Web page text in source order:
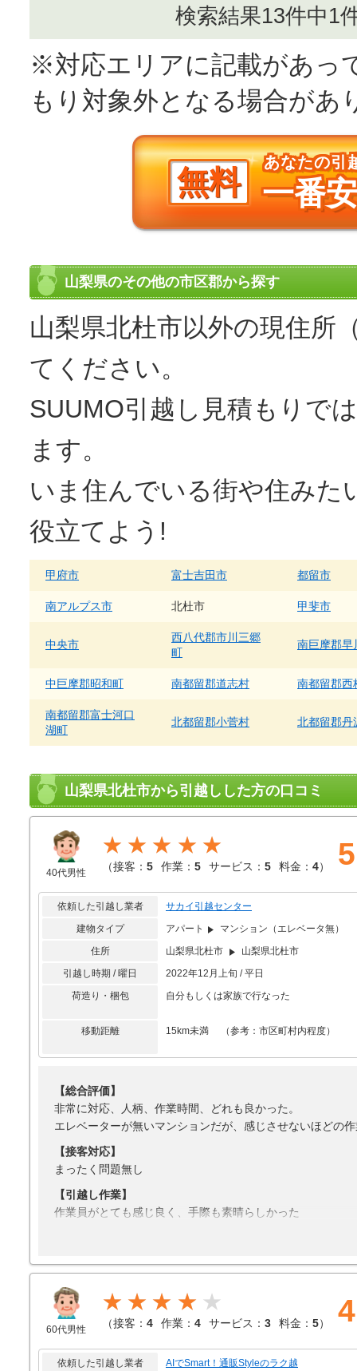
検索結果13件中1
※対応エリアに記載があっ
もり対象外となる場合があ
無料
あなたの引
一番
山梨県のその他の市区郡から探す
山梨県北杜市以外の現住所
てください。
SUUMO引越し見積もり で
ます。
いま住んでいる街や住みた
役立てよう!
甲府市 富士吉田市 都留市
南アルプス市 北杜市 甲斐市
中央市
西八代郡市川三郷
町
南巨摩郡早
中巨摩郡昭和町 南都留郡道志村 南都留郡西
南都留郡富士河口
湖町
北都留郡小菅村 北都留郡丹
山梨県北杜市から引越しした方の口コミ
40代男性
★★★★★
（接客： 5 作業： 5 サービス： 5 料金： 4） 5
依頼した引越し業者
サカイ引越センター
建物タイプ
アパート
マンション（エレベータ無）
住所
山梨県北杜市
山梨県北杜市
引越し時期 / 曜日
2022年12月上旬 / 平日
荷造り・梱包
自分もしくは家族で行なった
移動距離 15km未満 （参考：市区町村内程度）
【総合評価】
非常に対応、人柄、作業時間、どれも良かった。
エレベーターが無いマンションだが、感じさせないほどの
【接客対応】
まったく問題無し
【引越し作業】
作業員がとても感じ良く、手際も素晴らしかった
料金は高かったかなという印象
60代男性
★★★★
（接客： 4 作業： 4 サービス： 3 料金： 5） 4
依頼した引越し業者 AIでSmart！通販Styleのラク越